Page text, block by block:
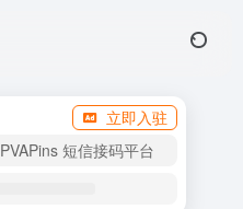
立即入驻
PVAPins 短信接码平台